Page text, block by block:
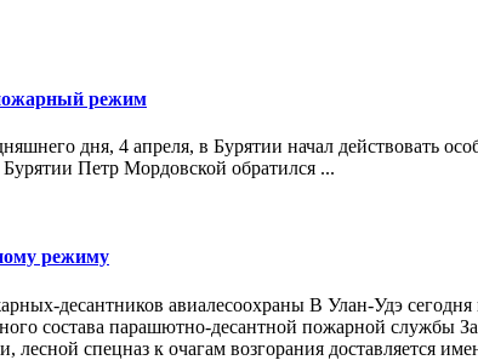
режим
дня, 4 апреля, в Бурятии начал действовать
Петр Мордовской обратился ...
режиму
десантников aвиaлecooxpaны В Улан-Удэ
состава парашютно-десантной пожарной службы
лесной спецназ к очагам возгорания доставляется